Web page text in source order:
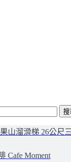
山溜滑梯 26公尺
Cafe Moment